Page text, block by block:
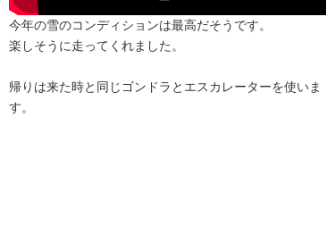
今年の雪のコンディションは最高だそうです。
楽しそうに走ってくれました。
帰りは来た時と同じゴンドラとエスカレーターを使いま
す。